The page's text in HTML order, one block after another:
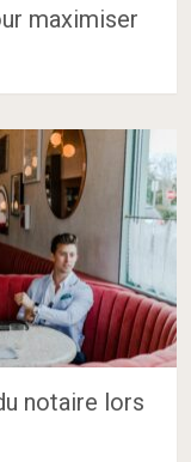
maximiser
notaire lors